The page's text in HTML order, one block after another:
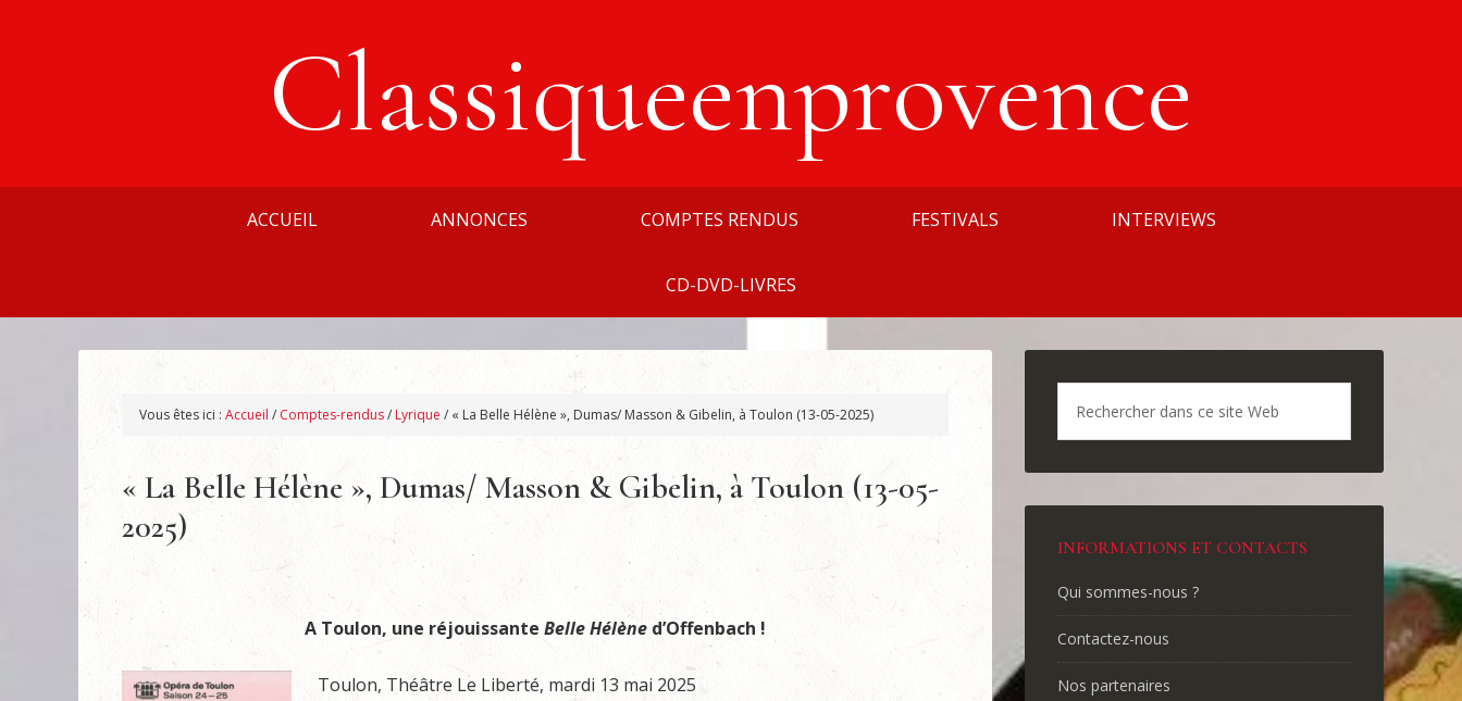
Classiqueenprovence
ACCUEIL ANNONCES COMPTES RENDUS FESTIVALS INTERVIEWS
CD-DVD-LIVRES
Vous êtes ici : Accueil / Comptes-rendus/ Lyrique / « La Belle Hélène », Dumas/ Masson & Gibelin, à Toulon (13-05-2025)
« La Belle Hélène », Dumas/ Masson & Gibelin, à Toulon (13-05-
2025)
A Toulon, une réjouissante Belle Hélène d’Offenbach !
Toulon, Théâtre Le Liberté, mardi 13 mai 2025
INFORMATIONS ET CONTACTS
Qui sommes-nous ?
Contactez-nous
Nos partenaires